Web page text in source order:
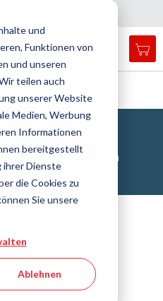
und
Funktionen von
und unseren
teilen auch
unserer Website
Medien, Werbung
Informationen
bereitgestellt
ihrer Dienste
die Cookies zu
Sie unsere
Ablehnen
search
Suche
Schutzschlauch
und das Fördern von